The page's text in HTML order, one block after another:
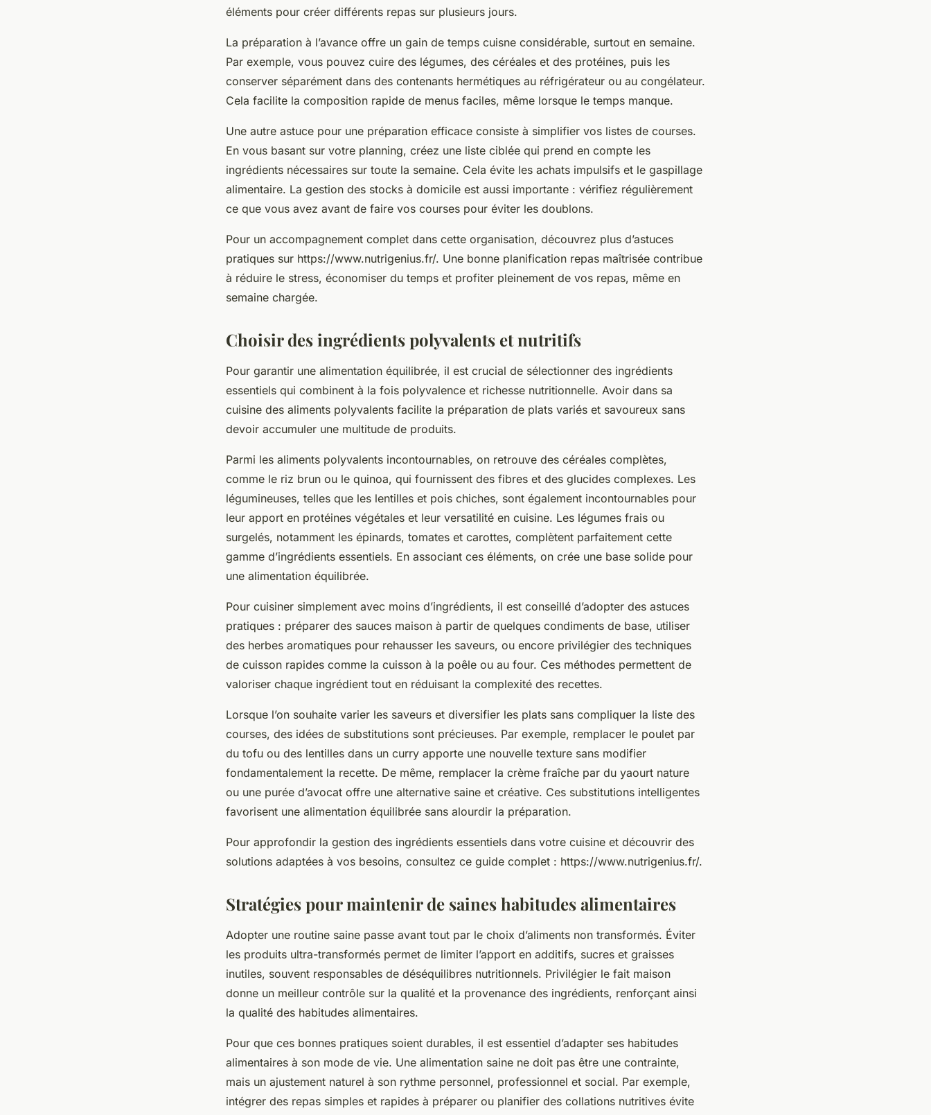
éléments pour créer différents repas sur plusieurs jours.
La préparation à l’avance offre un gain de temps cuisne considérable, surtout en semaine.
Par exemple, vous pouvez cuire des légumes, des céréales et des protéines, puis les
conserver séparément dans des contenants hermétiques au réfrigérateur ou au congélateur.
Cela facilite la composition rapide de menus faciles, même lorsque le temps manque.
Une autre astuce pour une préparation efficace consiste à simplifier vos listes de courses.
En vous basant sur votre planning, créez une liste ciblée qui prend en compte les
ingrédients nécessaires sur toute la semaine. Cela évite les achats impulsifs et le gaspillage
alimentaire. La gestion des stocks à domicile est aussi importante : vérifiez régulièrement
ce que vous avez avant de faire vos courses pour éviter les doublons.
Pour un accompagnement complet dans cette organisation, découvrez plus d’astuces
pratiques sur https://www.nutrigenius.fr/. Une bonne planification repas maîtrisée contribue
à réduire le stress, économiser du temps et profiter pleinement de vos repas, même en
semaine chargée.
Choisir des ingrédients polyvalents et nutritifs
Pour garantir une alimentation équilibrée, il est crucial de sélectionner des ingrédients
essentiels qui combinent à la fois polyvalence et richesse nutritionnelle. Avoir dans sa
cuisine des aliments polyvalents facilite la préparation de plats variés et savoureux sans
devoir accumuler une multitude de produits.
Parmi les aliments polyvalents incontournables, on retrouve des céréales complètes,
comme le riz brun ou le quinoa, qui fournissent des fibres et des glucides complexes. Les
légumineuses, telles que les lentilles et pois chiches, sont également incontournables pour
leur apport en protéines végétales et leur versatilité en cuisine. Les légumes frais ou
surgelés, notamment les épinards, tomates et carottes, complètent parfaitement cette
gamme d’ingrédients essentiels. En associant ces éléments, on crée une base solide pour
une alimentation équilibrée.
Pour cuisiner simplement avec moins d’ingrédients, il est conseillé d’adopter des astuces
pratiques : préparer des sauces maison à partir de quelques condiments de base, utiliser
des herbes aromatiques pour rehausser les saveurs, ou encore privilégier des techniques
de cuisson rapides comme la cuisson à la poêle ou au four. Ces méthodes permettent de
valoriser chaque ingrédient tout en réduisant la complexité des recettes.
Lorsque l’on souhaite varier les saveurs et diversifier les plats sans compliquer la liste des
courses, des idées de substitutions sont précieuses. Par exemple, remplacer le poulet par
du tofu ou des lentilles dans un curry apporte une nouvelle texture sans modifier
fondamentalement la recette. De même, remplacer la crème fraîche par du yaourt nature
ou une purée d’avocat offre une alternative saine et créative. Ces substitutions intelligentes
favorisent une alimentation équilibrée sans alourdir la préparation.
Pour approfondir la gestion des ingrédients essentiels dans votre cuisine et découvrir des
solutions adaptées à vos besoins, consultez ce guide complet : https://www.nutrigenius.fr/.
Stratégies pour maintenir de saines habitudes alimentaires
Adopter une routine saine passe avant tout par le choix d’aliments non transformés. Éviter
les produits ultra-transformés permet de limiter l’apport en additifs, sucres et graisses
inutiles, souvent responsables de déséquilibres nutritionnels. Privilégier le fait maison
donne un meilleur contrôle sur la qualité et la provenance des ingrédients, renforçant ainsi
la qualité des habitudes alimentaires.
Pour que ces bonnes pratiques soient durables, il est essentiel d’adapter ses habitudes
alimentaires à son mode de vie. Une alimentation saine ne doit pas être une contrainte,
mais un ajustement naturel à son rythme personnel, professionnel et social. Par exemple,
intégrer des repas simples et rapides à préparer ou planifier des collations nutritives évite